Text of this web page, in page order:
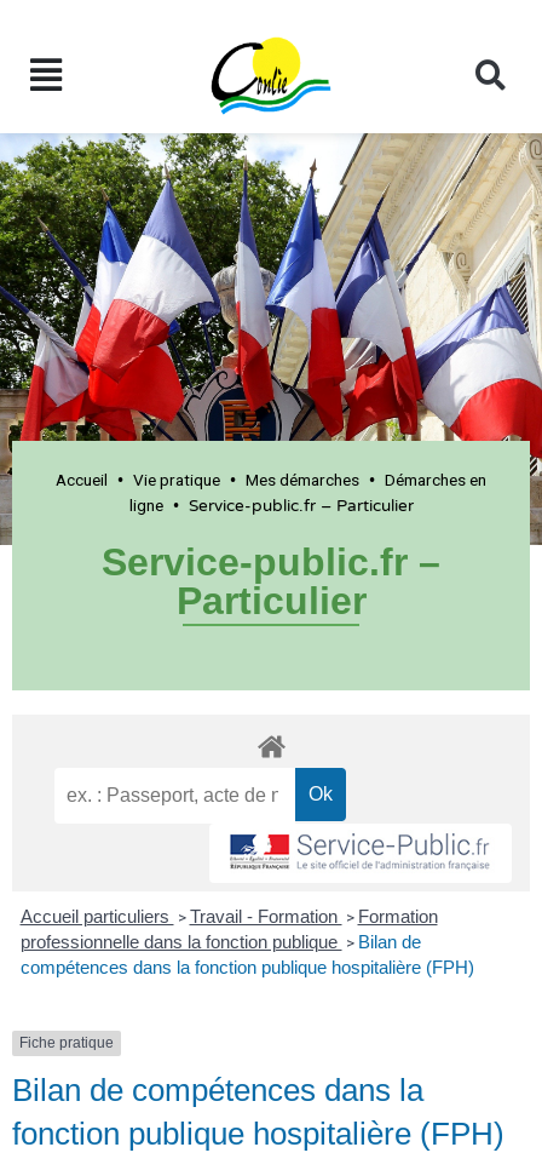
Accueil • Vie pratique • Mes démarches • Démarches en
ligne• Service-public.fr – Particulier
Service-public.fr –
Particulier
Accueil particuliers > Travail - Formation > Formation
professionnelle dans la fonction publique > Bilan de
compétences dans la fonction publique hospitalière (FPH)
Fiche pratique
Bilan de compétences dans la
fonction publique hospitalière (FPH)